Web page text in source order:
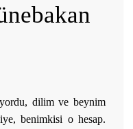
dilim ve beynim
benimkisi o hesap.